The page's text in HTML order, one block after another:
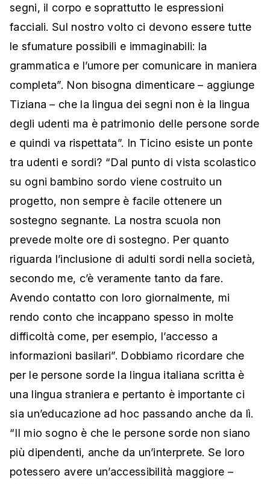
segni, il corpo e soprattutto le espressioni
facciali. Sul nostro volto ci devono essere tutte
le sfumature possibili e immaginabili: la
grammatica e l’umore per comunicare in maniera
completa”. Non bisogna dimenticare – aggiunge
Tiziana – che la lingua dei segni non è la lingua
degli udenti ma è patrimonio delle persone sorde
e quindi va rispettata”. In Ticino esiste un ponte
tra udenti e sordi? “Dal punto di vista scolastico
su ogni bambino sordo viene costruito un
progetto, non sempre è facile ottenere un
sostegno segnante. La nostra scuola non
prevede molte ore di sostegno. Per quanto
riguarda l’inclusione di adulti sordi nella società,
secondo me, c’è veramente tanto da fare.
Avendo contatto con loro giornalmente, mi
rendo conto che incappano spesso in molte
difficoltà come, per esempio, l’accesso a
informazioni basilari”. Dobbiamo ricordare che
per le persone sorde la lingua italiana scritta è
una lingua straniera e pertanto è importante ci
sia un’educazione ad hoc passando anche da lì.
“Il mio sogno è che le persone sorde non siano
più dipendenti, anche da un’interprete. Se loro
potessero avere un’accessibilità maggiore –